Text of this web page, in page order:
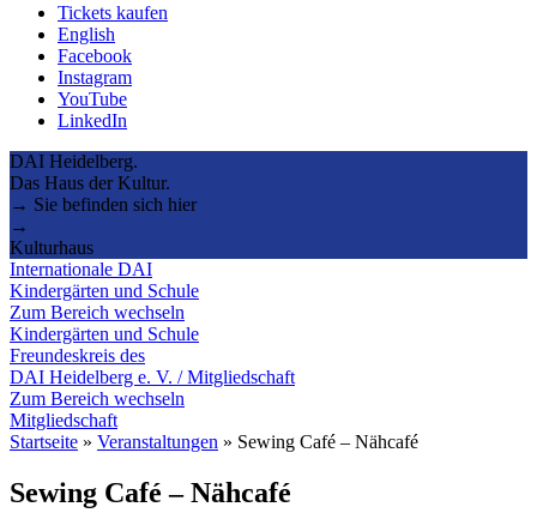
Tickets kaufen
English
Facebook
Instagram
YouTube
LinkedIn
DAI Heidelberg.
Das Haus der Kultur.
→ Sie befinden sich hier
→
Kulturhaus
Internationale DAI
Kindergärten und Schule
Zum Bereich wechseln
Kindergärten und Schule
Freundeskreis des
DAI Heidelberg e. V. / Mitgliedschaft
Zum Bereich wechseln
Mitgliedschaft
Startseite » Veranstaltungen » Sewing Café – Nähcafé
Sewing Café – Nähcafé